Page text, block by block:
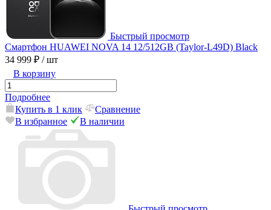
Быстрый просмотр
Смартфон HUAWEI NOVA 14 12/512GB (Taylor-L49D) Black
34 999 ₽ / шт
В корзину
Подробнее
Купить в 1 клик
Сравнение
В избранное
В наличии